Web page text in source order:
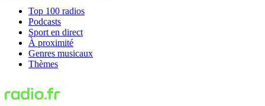
Top 100 radios
Podcasts
Sport en direct
À proximité
Genres musicaux
Thèmes